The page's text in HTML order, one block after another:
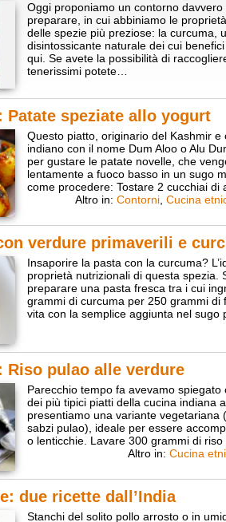
Oggi proponiamo un contorno
preparare, in cui abbiniamo le
delle spezie più preziose: la curcuma,
disintossicante naturale dei cui
qui. Se avete la possibilità di
tenerissimi potete…
Patate speziate allo yogurt
Questo piatto, originario del Kashmir
indiano con il nome Dum Aloo o Alu
per gustare le patate novelle, che
lentamente a fuoco basso in un sugo
come procedere: Tostare 2 cucchiai
Altro in: Contorni Cucina
verdure primaverili e
Insaporire la pasta con la curcuma?
proprietà nutrizionali di questa spezia.
preparare una pasta fresca tra i cui
grammi di curcuma per 250 grammi di
vita con la semplice aggiunta nel
Riso pulao alle verdure
Parecchio tempo fa avevamo
dei più tipici piatti della cucina indiana
presentiamo una variante vegetariana
sabzi pulao), ideale per essere
o lenticchie. Lavare 300 grammi di
Altro in: Cucina
due ricette dall’India
Stanchi del solito pollo arrosto o in